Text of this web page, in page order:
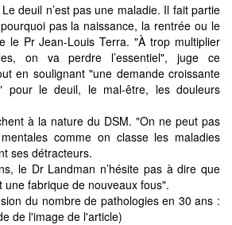
deuil n’est pas une maladie. Il fait partie
pas la naissance, la rentrée ou le
le Pr Jean-Louis Terra. "À trop multiplier
on va perdre l’essentiel", juge ce
en soulignant "une demande croissante
pour le deuil, le mal-être, les douleurs
à la nature du DSM. "On ne peut pas
comme on classe les maladies
ses détracteurs.
le Dr Landman n’hésite pas à dire que
une fabrique de nouveaux fous".
du nombre de pathologies en 30 ans :
de l'image de l'article)